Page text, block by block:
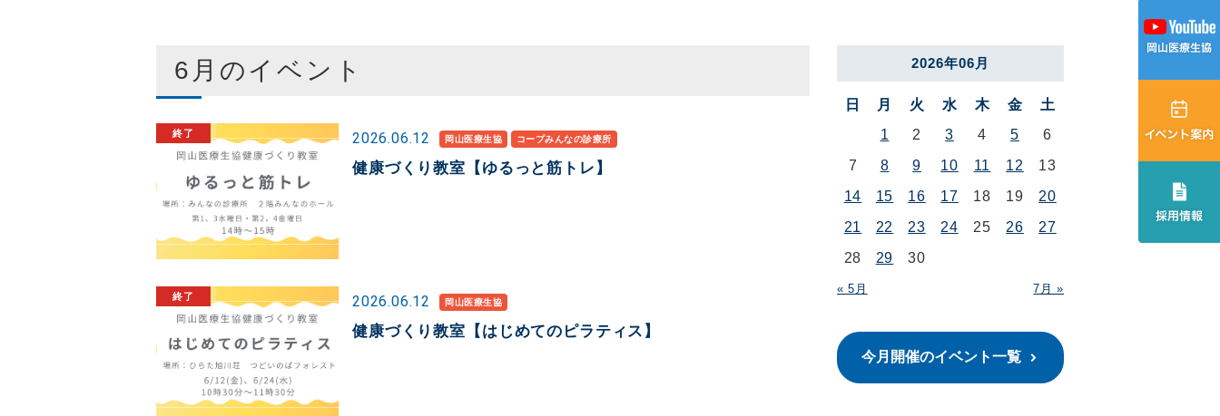
2026年06月
日 月 火 水 木 金 土
« 5月 7月 »
1 2 3 4 5
6
7
8 9 10 11 12
13
14
15 16 17 18 19
20
21
22 23 24 25 26
27
28
29 30
今月開催のイベント一覧
6月のイベント
2026.06.12 岡山医療生協 コープみんなの診療所
健康づくり教室【ゆるっと筋トレ】
2026.06.12 岡山医療生協
健康づくり教室【はじめてのピラティス】